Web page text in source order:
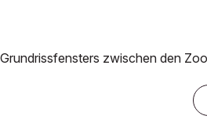
zwischen den